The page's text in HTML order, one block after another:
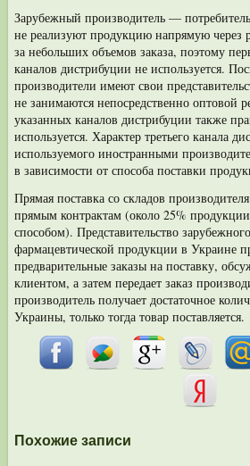
Зарубежный производитель —
не реа­лизуют продукцию напрямую через
за небольших объемов заказа, поэтому
каналов дистрибуции не используется.
производители имеют свои
не занимаются непосредственно оптовой
указанных каналов дистрибуции также
используется. Характер третьего канала
используемого иностранными
в зависимости от способа поставки
Прямая поставка со складов
прямым конт­рактам (около 25%
способом). Представитель­ство
фармацевтической продукции в Украине
предварительные заказы на поставку,
клиентом, а затем передает заказ
производитель получает достаточ­ное
Украины, только тогда товар поставляется.
Похожие записи